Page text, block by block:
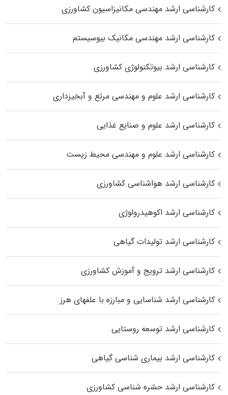
کارشناسی ارشد مهندسی مکانیزاسیون کشاورزی
کارشناسی ارشد مهندسی مکانیک بیوسیستم
کارشناسی ارشد بیوتکنولوژی کشاورزی
کارشناسی ارشد علوم و مهندسی مرتع و آبخیزداری
کارشناسی ارشد علوم و صنایع غذایی
کارشناسی ارشد علوم و مهندسی محیط زیست
کارشناسی ارشد هواشناسی کشاورزی
کارشناسی ارشد اکوهیدرولوژی
کارشناسی ارشد تولیدات گیاهی
کارشناسی ارشد ترویج و آموزش کشاورزی
کارشناسی ارشد شناسایی و مبارزه با علفهای هرز
کارشناسی ارشد توسعه روستایی
کارشناسی ارشد بیماری‌ شناسی گیاهی
کارشناسی ارشد حشره‌ شناسی کشاورزی